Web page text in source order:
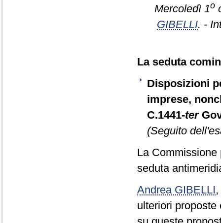
Mercoledì 1o
GIBELLI. -
La seduta
Disposizioni
imprese,
C.1441-ter
(Seguito
La
seduta
Andrea GIBELLI,
ulteriori